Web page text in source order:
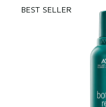
BEST SELLER